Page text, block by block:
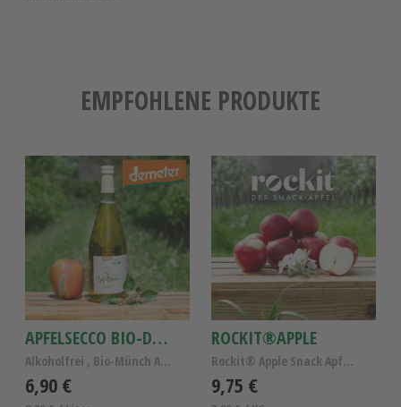
EMPFOHLENE PRODUKTE
APFELSECCO BIO-DEMETER 0,75L
Alkoholfrei , Bio-Münch Apfelsecco
6,90 €
ROCKIT®APPLE
Rockit® Apple Snack Apfel Kl. I
9,75 €